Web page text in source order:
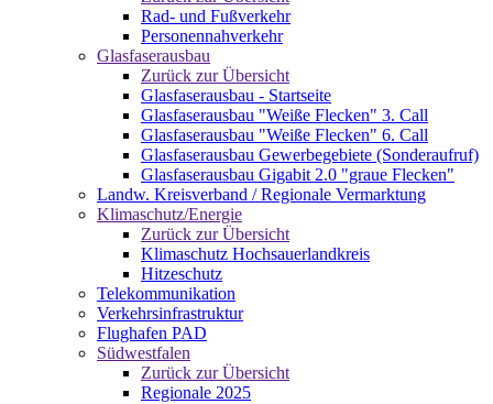
Rad- und Fußverkehr
Personennahverkehr
Glasfaserausbau
Zurück zur Übersicht
Glasfaserausbau - Startseite
Glasfaserausbau "Weiße Flecken" 3. Call
Glasfaserausbau "Weiße Flecken" 6. Call
Glasfaserausbau Gewerbegebiete (Sonderaufruf)
Glasfaserausbau Gigabit 2.0 "graue Flecken"
Landw. Kreisverband / Regionale Vermarktung
Klimaschutz/Energie
Zurück zur Übersicht
Klimaschutz Hochsauerlandkreis
Hitzeschutz
Telekommunikation
Verkehrsinfrastruktur
Flughafen PAD
Südwestfalen
Zurück zur Übersicht
Regionale 2025